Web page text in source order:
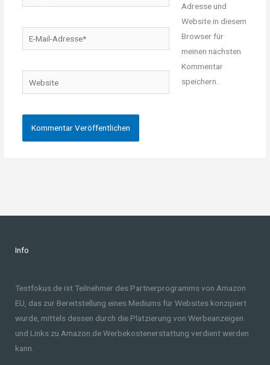
Mail-
Website
Adresse und
Website in diesem
Browser für
meinen nächsten
Kommentar
speichern.
Info
Testfokus.de ist Teilnehmer des Partnerprogramms von Amazon
EU, das zur Bereitstellung eines Mediums für Websites konzipiert
wurde, mittels dessen durch die Platzierung von Werbeanzeigen
und Links zu Amazon.de Werbekostenerstattung verdient werden
kann.